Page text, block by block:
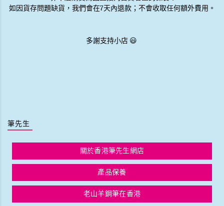
如因貨存問題缺貨，我們會在7天內退款；不會收取任何額外費用。
多謝支持小店 😃
筆先生
關於香港筆先生網店
產品保養
老山羊鋼筆在香港